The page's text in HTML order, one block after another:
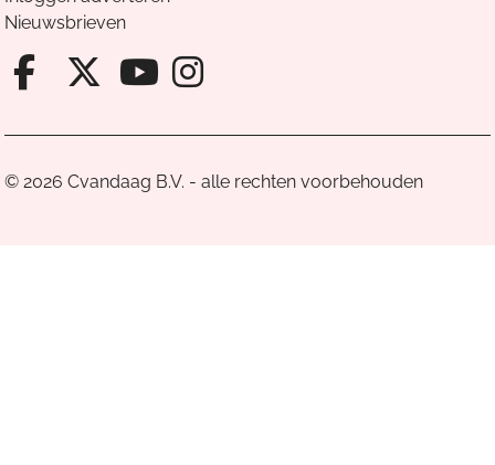
Nieuwsbrieven
Facebook van Cvandaag
X van Cvandaag
Instagram van
© 2026 Cvandaag B.V. - alle rechten voorbehouden